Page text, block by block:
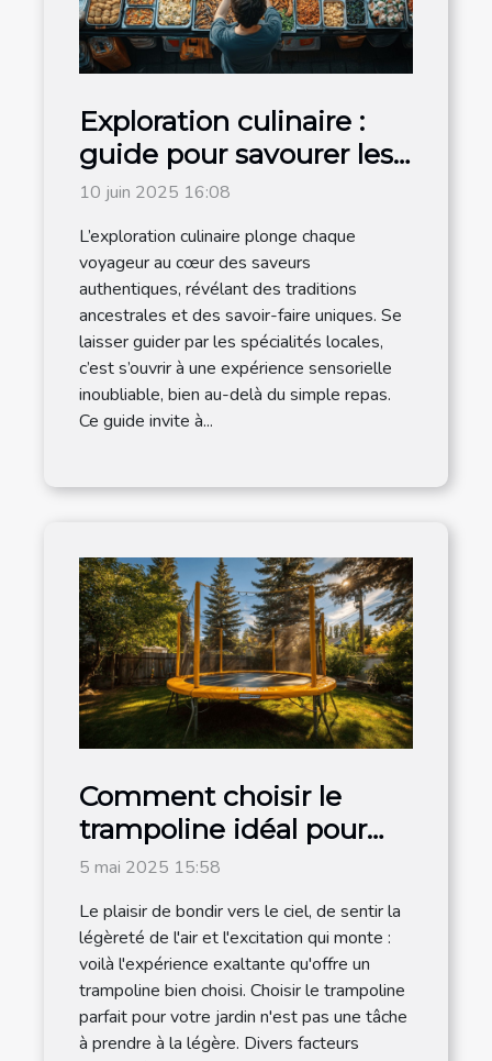
Exploration culinaire :
guide pour savourer les
traditions locales
10 juin 2025 16:08
L’exploration culinaire plonge chaque
voyageur au cœur des saveurs
authentiques, révélant des traditions
ancestrales et des savoir-faire uniques. Se
laisser guider par les spécialités locales,
c’est s’ouvrir à une expérience sensorielle
inoubliable, bien au-delà du simple repas.
Ce guide invite à...
Comment choisir le
trampoline idéal pour
votre jardin
5 mai 2025 15:58
Le plaisir de bondir vers le ciel, de sentir la
légèreté de l'air et l'excitation qui monte :
voilà l'expérience exaltante qu'offre un
trampoline bien choisi. Choisir le trampoline
parfait pour votre jardin n'est pas une tâche
à prendre à la légère. Divers facteurs